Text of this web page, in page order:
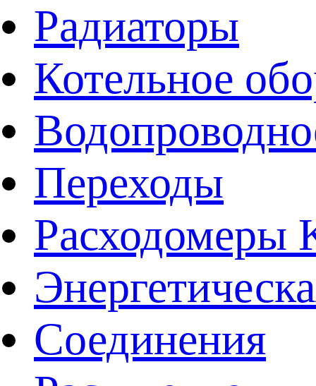
Радиаторы
Котельное
Переходы
Расходомеры
Соединения